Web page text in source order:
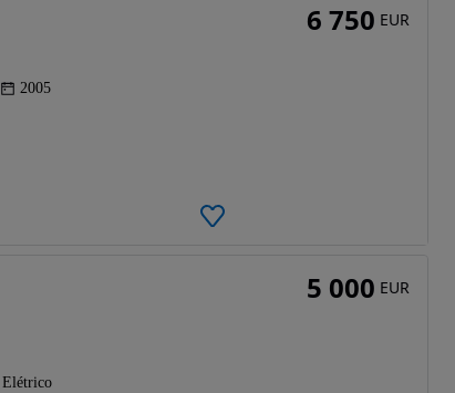
2005
6 750 EUR
Elétrico
5 000 EUR